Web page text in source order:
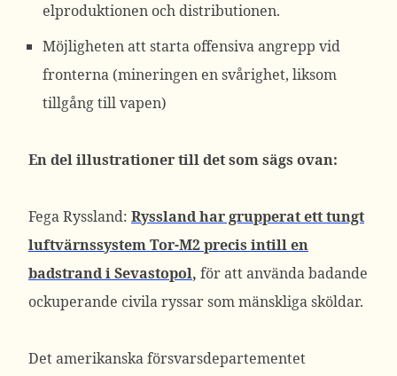
elproduktionen och distributionen.
Möjligheten att starta offensiva angrepp vid
fronterna (mineringen en svårighet, liksom
tillgång till vapen)
En del illustrationer till det som sägs ovan:
Fega Ryssland: Ryssland har grupperat etttungt
luftvärnssystem Tor-M2 precis intill en
badstrand i Sevastopol, för att använda badande
ockuperande civila ryssar som mänskliga sköldar.
Det amerikanska försvarsdepartementet